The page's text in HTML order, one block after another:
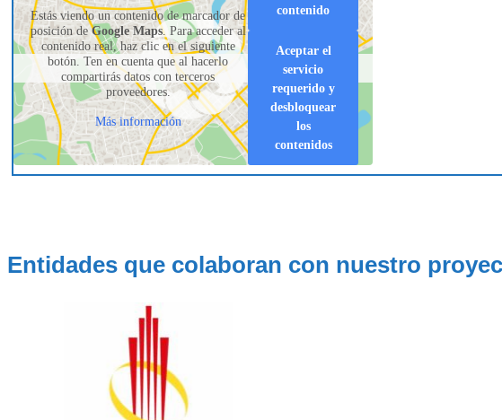
Estás viendo un contenido de marcador de
posición deGoogle Maps. Para acceder al
contenido real, haz clic en el siguiente
botón. Ten en cuenta que al hacerlo
compartirás datos con terceros
proveedores.
Más información
contenido
Aceptar el
servicio
requerido y
desbloquear
los
contenidos
Entidades que colaboran con nuestro